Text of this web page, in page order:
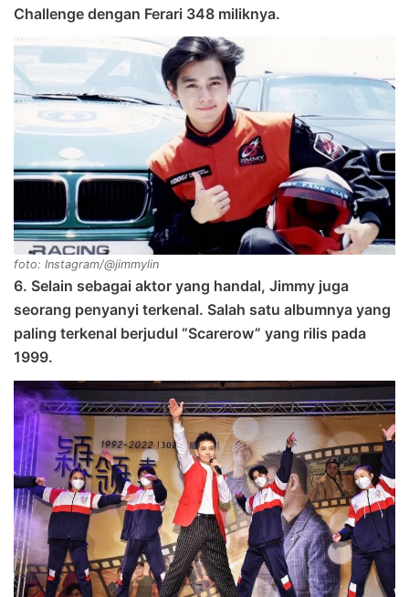
Challenge dengan Ferari 348 miliknya.
foto: Instagram/@jimmylin
6. Selain sebagai aktor yang handal, Jimmy juga
seorang penyanyi terkenal. Salah satu albumnya yang
paling terkenal berjudul “Scarerow” yang rilis pada
1999.